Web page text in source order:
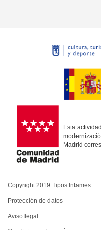
Esta
Madrid
Copyright 2019 Tipos Infames
Protección de datos
Aviso legal